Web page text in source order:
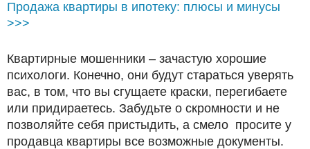
Продажа квартиры в ипотеку: плюсы и минусы
>>>
Квартирные мошенники – зачастую хорошие
психологи. Конечно, они будут стараться уверять
вас, в том, что вы сгущаете краски, перегибаете
или придираетесь. Забудьте о скромности и не
позволяйте себя пристыдить, а смело просите у
продавца квартиры все возможные документы.